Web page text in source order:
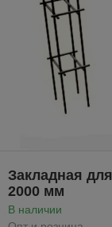
Закладная
2000 мм
В наличии